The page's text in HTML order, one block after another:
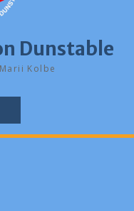
Dunstable
Kolbe